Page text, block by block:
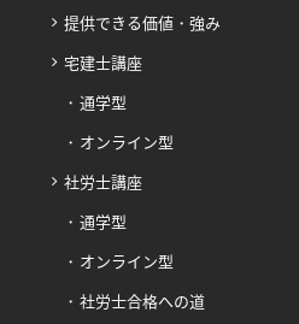
提供できる価値・強み
宅建士講座
通学型
オンライン型
社労士講座
通学型
オンライン型
社労士合格への道